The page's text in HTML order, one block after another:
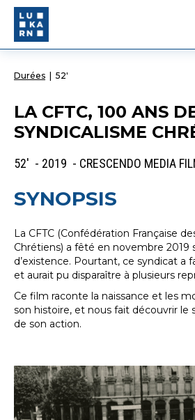
Durées 52'
LA CFTC, 100 ANS
SYNDICALISME
52' - 2019 - CRESCENDO MEDIA
SYNOPSIS
La CFTC (Confédération Française
Chrétiens) a fêté en novembre 2019
d’existence. Pourtant, ce syndicat a
et aurait pu disparaître à plusieurs
Ce film raconte la naissance et les
son histoire, et nous fait découvrir le
de son action.